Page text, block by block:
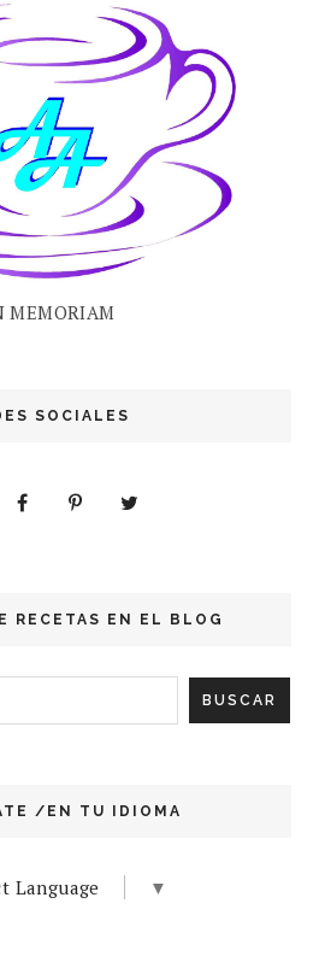
MEMORIAM
SOCIALES
RECETAS EN EL BLOG
/EN TU IDIOMA
Language ▼